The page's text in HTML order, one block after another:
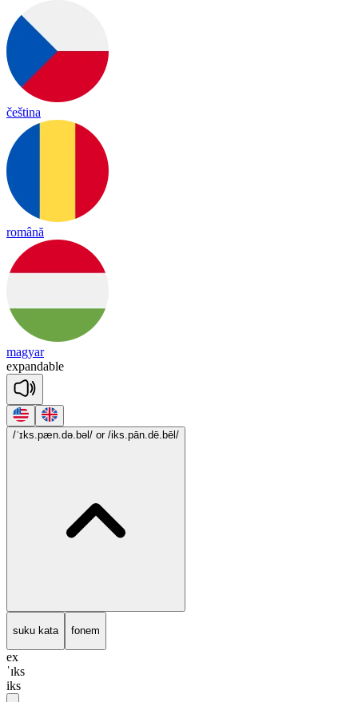
čeština
română
magyar
expandable
/ˈɪks.pæn.də.bəl/ or /iks.pān.dē.bēl/
suku kata fonem
ex
ˈɪks
iks